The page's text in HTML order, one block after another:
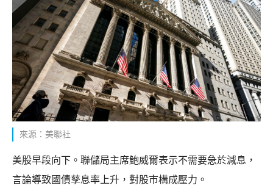
來源：美聯社
美股早段向下。聯儲局主席鮑威爾表示不需要急於減息，
言論導致國債孳息率上升，對股市構成壓力。